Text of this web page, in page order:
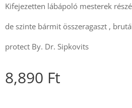
Kifejezetten lábápoló mesterek
de szinte bármit összeragaszt ,
protect By. Dr. Sipkovits
8,890 Ft